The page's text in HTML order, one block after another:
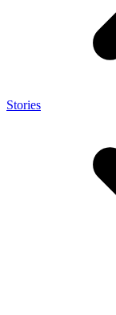
Stories